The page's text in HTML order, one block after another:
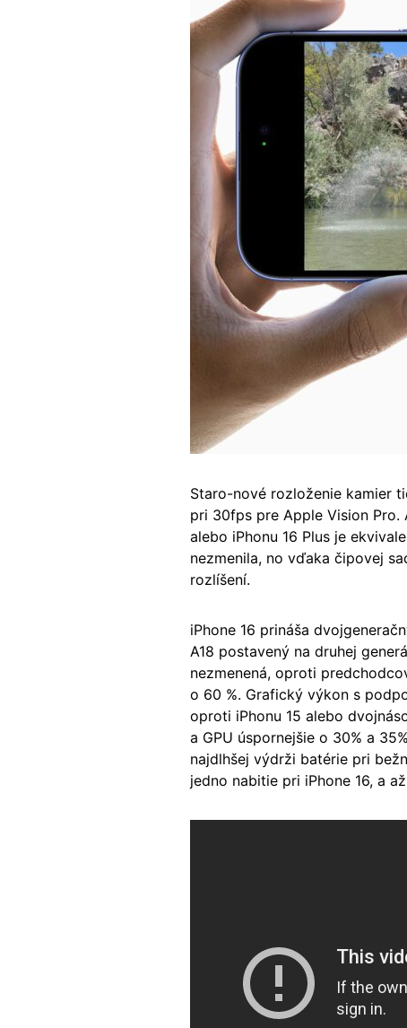
Staro-nové rozloženie kamier
pri 30fps pre Apple Vision Pro.
alebo iPhonu 16 Plus je
nezmenila, no vďaka čipovej
rozlíšení.
iPhone 16 prináša
A18 postavený na druhej
nezmenená, oproti
o 60 %. Grafický výkon s
oproti iPhonu 15 alebo
a GPU úspornejšie o 30% a
najdlhšej výdrži batérie pri
jedno nabitie pri iPhone 16, a